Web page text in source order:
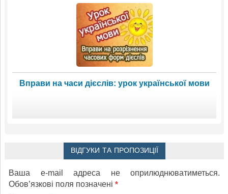
Вправи на часи дієслів: урок української мови
ВІДГУКИ ТА ПРОПОЗИЦІЇ
Ваша e-mail адреса не оприлюднюватиметься.
Обов’язкові поля позначені *